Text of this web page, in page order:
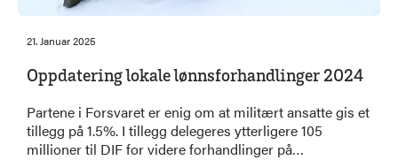
21. Januar 2025
Oppdatering lokale lønnsforhandlinger 2024
Partene i Forsvaret er enig om at militært ansatte gis et
tillegg på 1.5%. I tillegg delegeres ytterligere 105
millioner til DIF for videre forhandlinger på